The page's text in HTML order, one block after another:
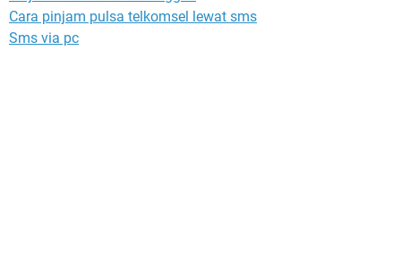
Cara pinjam pulsa telkomsel lewat sms
Sms via pc